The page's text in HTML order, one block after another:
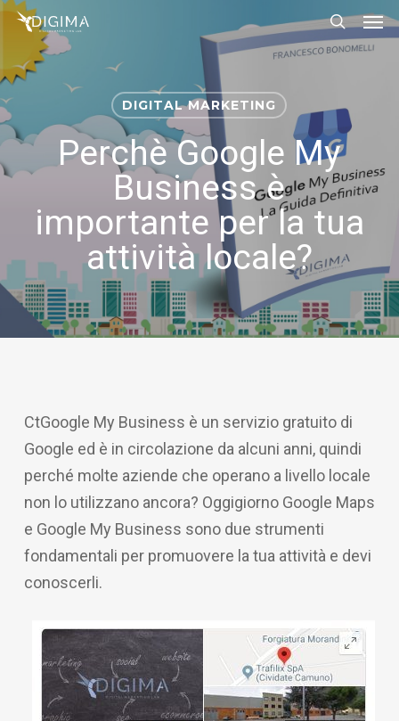
Skip
main
search
DIGITAL MARKETING
Perchè Google My
Business è
importante per la tua
attività locale?
CtGoogle My Business è un servizio gratuito di
Google ed è in circolazione da alcuni anni, quindi
perché molte aziende che operano a livello locale
non lo utilizzano ancora? Oggigiorno Google Maps
e Google My Business sono due strumenti
fondamentali per promuovere la tua attività e devi
conoscerli.
Menu